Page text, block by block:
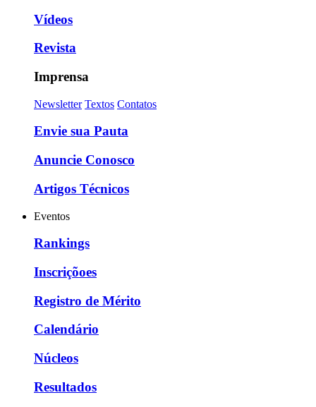
Vídeos
Revista
Imprensa
Newsletter Textos Contatos
Envie sua Pauta
Anuncie Conosco
Artigos Técnicos
Eventos
Rankings
Inscriçõoes
Registro de Mérito
Calendário
Núcleos
Resultados